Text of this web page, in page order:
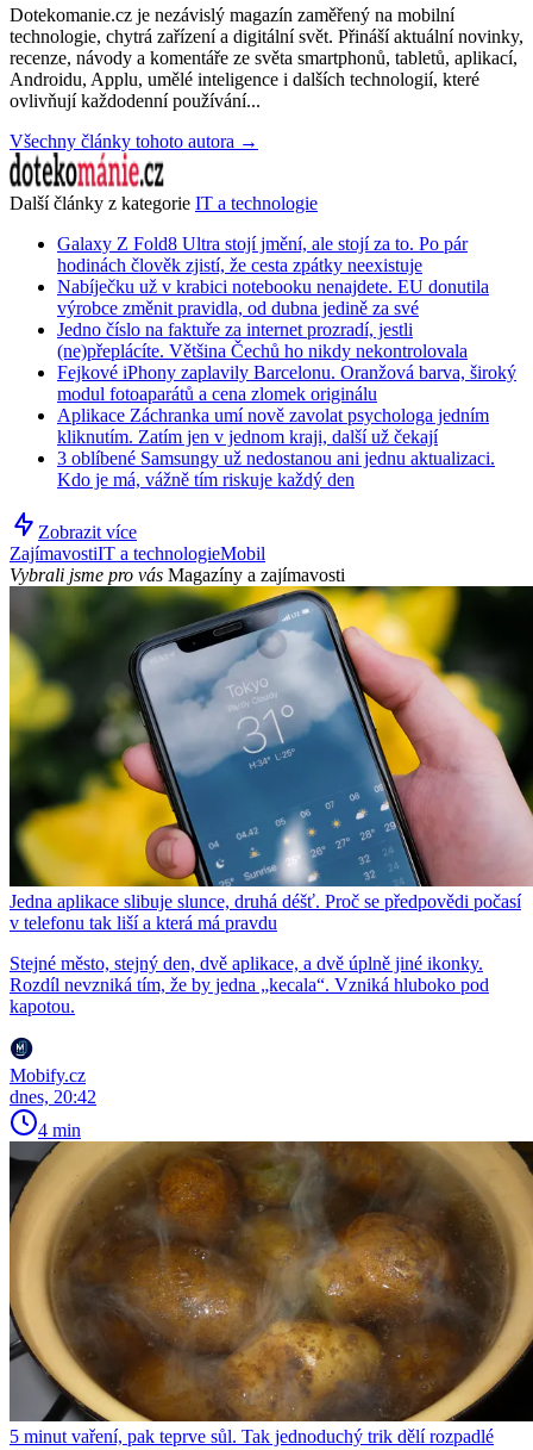
Dotekomanie.cz je nezávislý magazín zaměřený na mobilní
technologie, chytrá zařízení a digitální svět. Přináší aktuální novinky,
recenze, návody a komentáře ze světa smartphonů, tabletů, aplikací,
Androidu, Applu, umělé inteligence i dalších technologií, které
ovlivňují každodenní používání...
Všechny články tohoto autora →
Další články z kategorie IT a technologie
Galaxy Z Fold8 Ultra stojí jmění, ale stojí za to. Po pár
hodinách člověk zjistí, že cesta zpátky neexistuje
Nabíječku už v krabici notebooku nenajdete. EU donutila
výrobce změnit pravidla, od dubna jedině za své
Jedno číslo na faktuře za internet prozradí, jestli
(ne)přeplácíte. Většina Čechů ho nikdy nekontrolovala
Fejkové iPhony zaplavily Barcelonu. Oranžová barva, široký
modul fotoaparátů a cena zlomek originálu
Aplikace Záchranka umí nově zavolat psychologa jedním
kliknutím. Zatím jen v jednom kraji, další už čekají
3 oblíbené Samsungy už nedostanou ani jednu aktualizaci.
Kdo je má, vážně tím riskuje každý den
Zobrazit více
ZajímavostiIT a technologieMobil
Vybrali jsme pro vás Magazíny a zajímavosti
Jedna aplikace slibuje slunce, druhá déšť. Proč se předpovědi počasí
v telefonu tak liší a která má pravdu
Stejné město, stejný den, dvě aplikace, a dvě úplně jiné ikonky.
Rozdíl nevzniká tím, že by jedna „kecala“. Vzniká hluboko pod
kapotou.
Mobify.cz
dnes, 20:42
4 min
5 minut vaření, pak teprve sůl. Tak jednoduchý trik dělí rozpadlé